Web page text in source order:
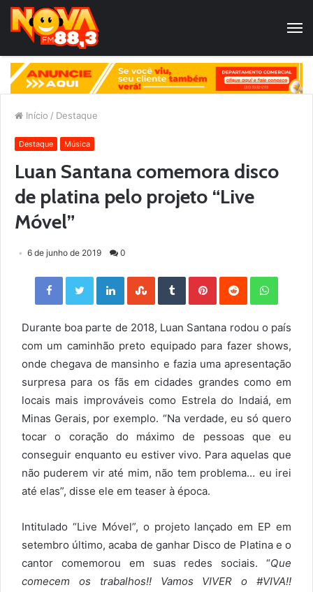
Início / Destaque
Destaque Música
Luan Santana comemora disco
de platina pelo projeto “Live
Móvel”
6 de junho de 2019 0
Facebook Twitter LinkedIn StumbleUpon Tumblr Pinterest Reddit
Durante boa parte de 2018, Luan Santana rodou o país
com um caminhão preto equipado para fazer shows,
onde chegava de mansinho e fazia uma apresentação
surpresa para os fãs em cidades grandes como em
locais mais improváveis como Estrela do Indaiá, em
Minas Gerais, por exemplo. “Na verdade, eu só quero
tocar o coração do máximo de pessoas que eu
conseguir enquanto eu estiver vivo. Para aquelas que
não puderem vir até mim, não tem problema… eu irei
até elas”, disse ele em teaser à época.
Intitulado “Live Móvel”, o projeto lançado em EP em
setembro último, acaba de ganhar Disco de Platina e o
cantor comemorou em suas redes sociais. “Que
comecem os trabalhos!! Vamos VIVER o #VIVA!!